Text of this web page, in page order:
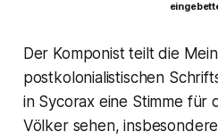
Der Komponist teilt die
postkolonialistischen
in Sycorax eine Stimme für
Völker sehen,